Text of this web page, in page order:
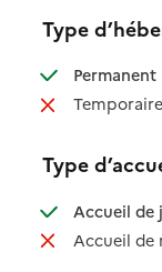
Type
Permanent
:
Temporaire
:
Type
Accueil de:
Accueil de: